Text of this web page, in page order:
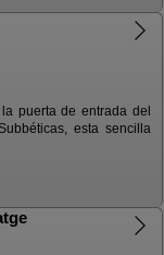
puerta de entrada del
esta sencilla